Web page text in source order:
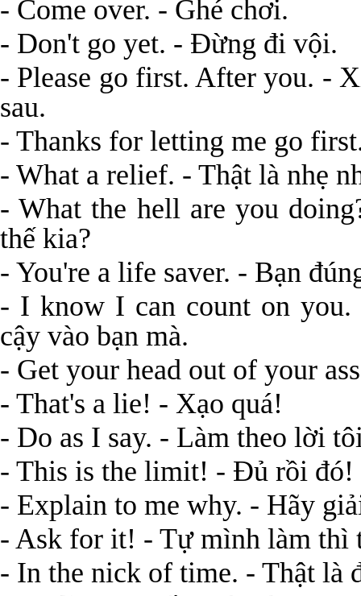
- Come over. - Ghé chơi.
- Don't go yet. - Đừng đi vội.
- Please go first. After you. -
sau.
- Thanks for letting me go
- What a relief. - Thật là nhẹ
- What the hell are you
thế kia?
- You're a life saver. - Bạn
- I know I can count on
cậy vào bạn mà.
- Get your head out of your
- That's a lie! - Xạo quá!
- Do as I say. - Làm theo lời
- This is the limit! - Đủ rồi đó!
- Explain to me why. - Hãy
- Ask for it! - Tự mình làm thì
- In the nick of time. - Thật là